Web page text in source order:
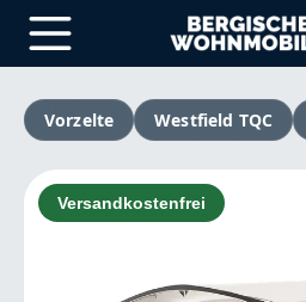
Zum Hauptinhalt springen
Vorzelte
Westfield TQC
Bildergalerie überspringen
Versandkostenfrei